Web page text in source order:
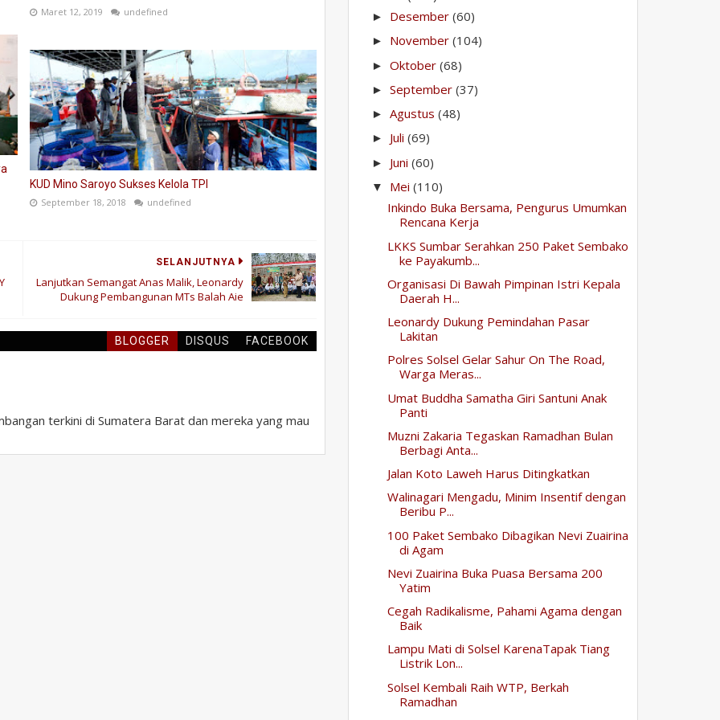
Maret 12, 2019 undefined
KUD Mino Saroyo Sukses Kelola TPI
September 18, 2018 undefined
SELANJUTNYA
Lanjutkan Semangat Anas Malik, Leonardy
Dukung Pembangunan MTs Balah Aie
BLOGGER DISQUS FACEBOOK
terkini di Sumatera Barat dan mereka yang mau
► Desember(60)
► November(104)
►Oktober(68)
►September(37)
►Agustus(48)
► Juli(69)
► Juni(60)
▼ Mei(110)
Inkindo Buka Bersama, Pengurus Umumkan
Rencana Kerja
LKKS Sumbar Serahkan 250 Paket Sembako
ke Payakumb...
Organisasi Di Bawah Pimpinan Istri Kepala
Daerah H...
Leonardy Dukung Pemindahan Pasar
Lakitan
Polres Solsel Gelar Sahur On The Road,
Warga Meras...
Umat Buddha Samatha Giri Santuni Anak
Panti
Muzni Zakaria Tegaskan Ramadhan Bulan
Berbagi Anta...
Jalan Koto Laweh Harus Ditingkatkan
Walinagari Mengadu, Minim Insentif dengan
Beribu P...
100 Paket Sembako Dibagikan Nevi Zuairina
di Agam
Nevi Zuairina Buka Puasa Bersama 200
Yatim
Cegah Radikalisme, Pahami Agama dengan
Baik
Lampu Mati di Solsel KarenaTapak Tiang
Listrik Lon...
Solsel Kembali Raih WTP, Berkah
Ramadhan